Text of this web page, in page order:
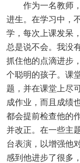
作为一名教师，
进生。在学习中，
学，每次上课发呆
总是说不会。我没
抓住他的点滴进步
个聪明的孩子。课
题，并在课堂上尽
成作业，而且成绩
都会提前检查他的
并改正。在一些主
台表演，以增强他
感到他进步了很多